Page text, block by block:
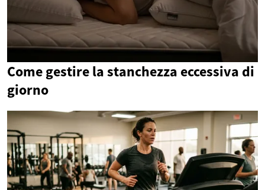
Come gestire la stanchezza eccessiva di
giorno